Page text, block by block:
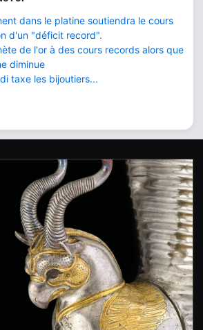
dans le platine soutiendra le cours
d'un "déficit record".
de l'or à des cours records alors que
diminue
taxe les bijoutiers...